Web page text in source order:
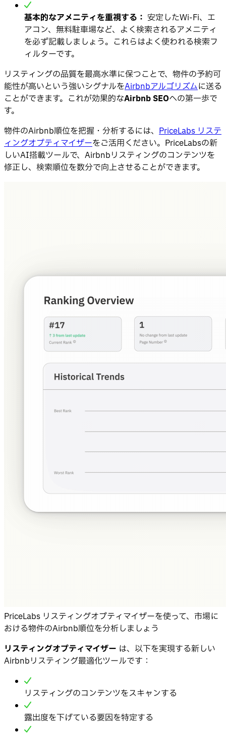
基本的なアメニティを重視する： 安定したWi-Fi、エ
アコン、無料駐車場など、よく検索されるアメニティ
を必ず記載しましょう。これらはよく使われる検索フ
ィルターです。
リスティングの品質を最高水準に保つことで、物件の予約可
能性が高いという強いシグナルをAirbnbアルゴリズムに送る
ことができます。これが効果的なAirbnb SEOへの第一歩で
す。
物件のAirbnb順位を把握・分析するには、 PriceLabs リステ
ィングオプティマイザーをご活用ください。PriceLabsの新
しいAI搭載ツールで、Airbnbリスティングのコンテンツを
修正し、検索順位を数分で向上させることができます。
PriceLabs リスティングオプティマイザーを使って、市場に
おける物件のAirbnb順位を分析しましょう
リスティングオプティマイザー は、以下を実現する新しい
Airbnbリスティング最適化ツールです：
リスティングのコンテンツをスキャンする
露出度を下げている要因を特定する